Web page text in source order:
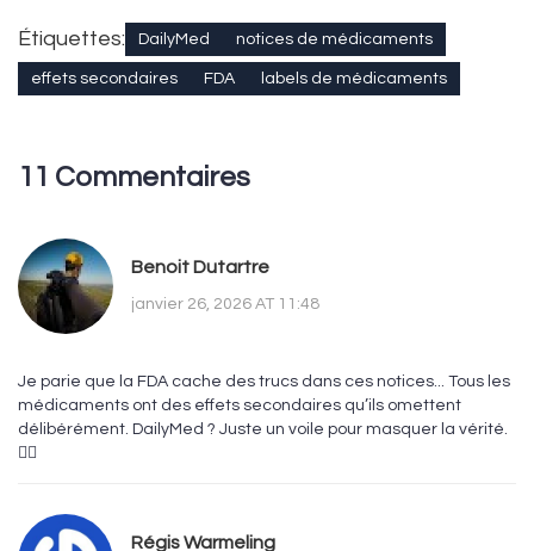
Étiquettes: DailyMed notices de médicaments
effets secondaires FDA labels de médicaments
11 Commentaires
Benoit Dutartre
janvier 26, 2026 AT 11:48
Je parie que la FDA cache des trucs dans ces notices... Tous les
médicaments ont des effets secondaires qu’ils omettent
délibérément. DailyMed ? Juste un voile pour masquer la vérité.
🕵️‍♂️
Régis Warmeling